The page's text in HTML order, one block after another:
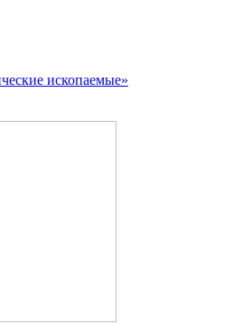
ископаемые»